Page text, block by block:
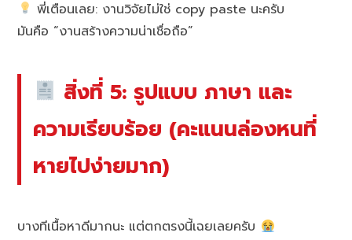
พี่เตือนเลย: งานวิจัยไม่ใช่ copy paste นะครับ
มันคือ “งานสร้างความน่าเชื่อถือ”
สิ่งที่ 5: รูปแบบ ภาษา และ
ความเรียบร้อย (คะแนนล่องหนที่
หายไปง่ายมาก)
บางทีเนื้อหาดีมากนะ แต่ตกตรงนี้เฉยเลยครับ